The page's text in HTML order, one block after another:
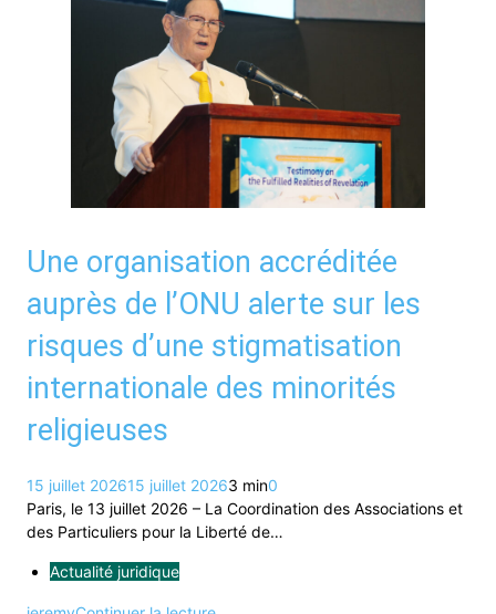
Une organisation accréditée
auprès de l’ONU alerte sur les
risques d’une stigmatisation
internationale des minorités
religieuses
15 juillet 202615 juillet 20263 min0
Paris, le 13 juillet 2026 – La Coordination des Associations et
des Particuliers pour la Liberté de…
Actualité juridique